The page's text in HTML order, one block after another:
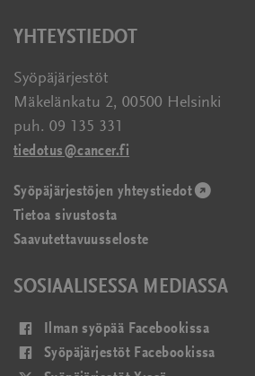
YHTEYSTIEDOT
Syöpäjärjestöt
Mäkelänkatu 2, 00500 Helsinki
puh. 09 135 331
tiedotus@cancer.fi
Syöpäjärjestöjen yhteystiedot(avautuu
Tietoa sivustosta
Saavutettavuusseloste
SOSIAALISESSA MEDIASSA
Ilman syöpää Facebookissa(avautuu
uudessa
Syöpäjärjestöt Facebookissa